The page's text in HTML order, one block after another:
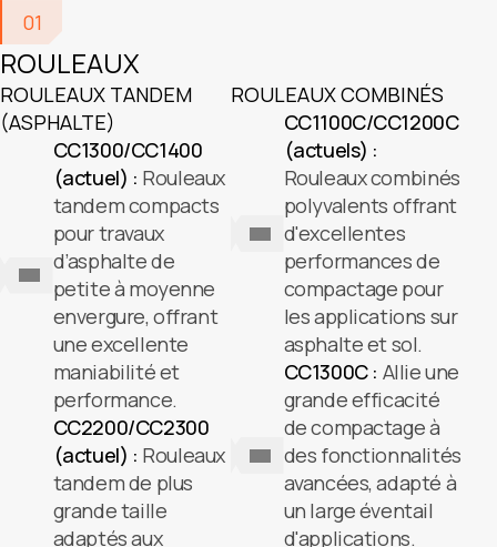
01
ROULEAUX
ROULEAUX TANDEM
(ASPHALTE)
CC1300/CC1400
(actuel) : Rouleaux
tandem compacts
pour travaux
d’asphalte de
petite à moyenne
envergure, offrant
une excellente
maniabilité et
performance.
CC2200/CC2300
(actuel) : Rouleaux
tandem de plus
grande taille
adaptés aux
ROULEAUX COMBINÉS
CC1100C/CC1200C
(actuels) :
Rouleaux combinés
polyvalents offrant
d'excellentes
performances de
compactage pour
les applications sur
asphalte et sol.
CC1300C : Allie une
grande efficacité
de compactage à
des fonctionnalités
avancées, adapté à
un large éventail
d'applications.